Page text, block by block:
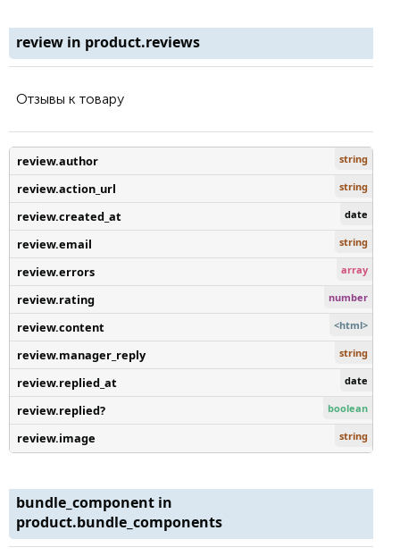
review in product.reviews
Отзывы к товару
review.author string
review.action_url string
review.created_at date
review.email string
review.errors array
review.rating number
review.content <html>
review.manager_reply string
review.replied_at date
review.replied? boolean
review.image string
bundle_component in
product.bundle_components